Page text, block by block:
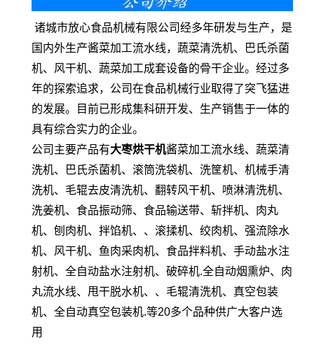
诸城市放心食品机械有限公司经多年研发与生产，是
国内外生产酱菜加工流水线，蔬菜清洗机、巴氏杀菌
机、风干机、蔬菜加工成套设备的骨干企业。经过多
年的探索追求，公司在食品机械行业取得了突飞猛进
的发展。目前已形成集科研开发、生产销售于一体的
具有综合实力的企业。
公司主要产品有大枣烘干机酱菜加工流水线、蔬菜清
洗机、巴氏杀菌机、滚筒洗袋机、洗筐机、机械手清
洗机、毛辊去皮清洗机、翻转风干机、喷淋清洗机、
洗姜机、食品振动筛、食品输送带、斩拌机、肉丸
机、刨肉机、拌馅机、、滚揉机、绞肉机、强流除水
机、风干机、鱼肉采肉机、食品拌料机、手动盐水注
射机、全自动盐水注射机、破碎机.全自动烟熏炉、肉
丸流水线、甩干脱水机、、毛辊清洗机、真空包装
机、全自动真空包装机.等20多个品种供广大客户选
用